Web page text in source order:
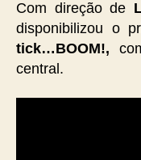
Com direção de
disponibilizou o
tick…BOOM!,
central.